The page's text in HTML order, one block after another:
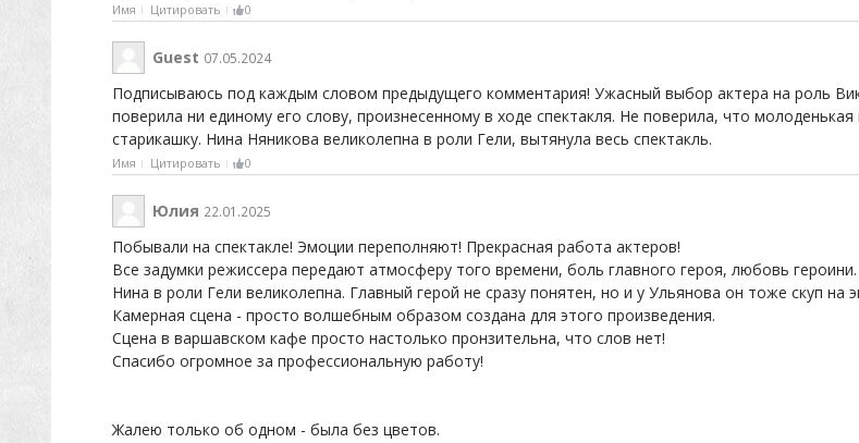
Имя Цитировать 0
Guest 07.05.2024
Подписываюсь под каждым словом предыдущего комментария! Ужасный выбор актера на роль
поверила ни единому его слову, произнесенному в ходе спектакля. Не поверила, что
старикашку. Нина Няникова великолепна в роли Гели, вытянула весь спектакль.
Имя Цитировать 0
Юлия 22.01.2025
Побывали на спектакле! Эмоции переполняют! Прекрасная работа актеров!
Все задумки режиссера передают атмосферу того времени, боль главного героя, любовь героини.
Нина в роли Гели великолепна. Главный герой не сразу понятен, но и у Ульянова он тоже скуп на
Камерная сцена - просто волшебным образом создана для этого произведения.
Сцена в варшавском кафе просто настолько пронзительна, что слов нет!
Спасибо огромное за профессиональную работу!
Жалею только об одном - была без цветов.